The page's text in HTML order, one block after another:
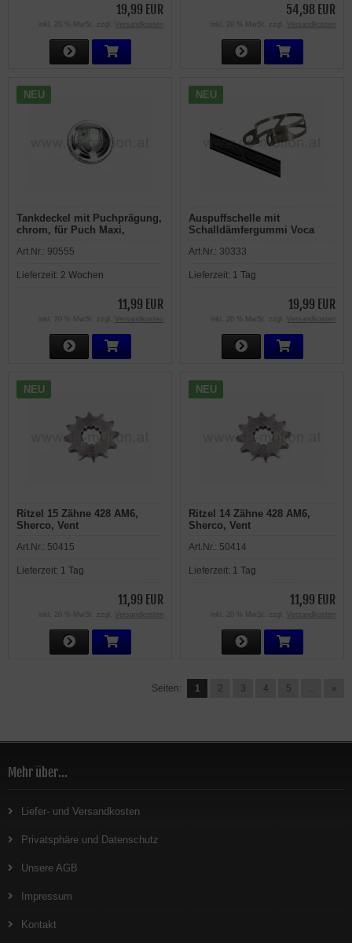
19,99 EUR
inkl. 20 % MwSt. zzgl. Versandkosten
54,98 EUR
inkl. 20 % MwSt. zzgl. Versandkosten
NEU
Tankdeckel mit Puchprägung,
chrom, für Puch Maxi,
Art.Nr.: 90555
Lieferzeit: 2 Wochen
11,99 EUR
inkl. 20 % MwSt. zzgl. Versandkosten
NEU
Auspuffschelle mit
Schalldämfergummi Voca
Endschalldämpfer
Art.Nr.: 30333
Lieferzeit: 1 Tag
19,99 EUR
inkl. 20 % MwSt. zzgl. Versandkosten
NEU
Ritzel 15 Zähne 428 AM6,
Sherco, Vent
Art.Nr.: 50415
Lieferzeit: 1 Tag
11,99 EUR
inkl. 20 % MwSt. zzgl. Versandkosten
NEU
Ritzel 14 Zähne 428 AM6,
Sherco, Vent
Art.Nr.: 50414
Lieferzeit: 1 Tag
11,99 EUR
inkl. 20 % MwSt. zzgl. Versandkosten
Seiten: 1 2 3 4 5 ... »
Mehr über...
Liefer- und Versandkosten
Privatsphäre und Datenschutz
Unsere AGB
Impressum
Kontakt